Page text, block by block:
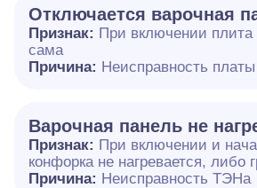
Отключается варочная
Признак: При включении плита
сама
Причина: Неисправность
Варочная панель не
Признак: При включении и
конфорка не нагревается, либо
Причина: Неисправность ТЭНа